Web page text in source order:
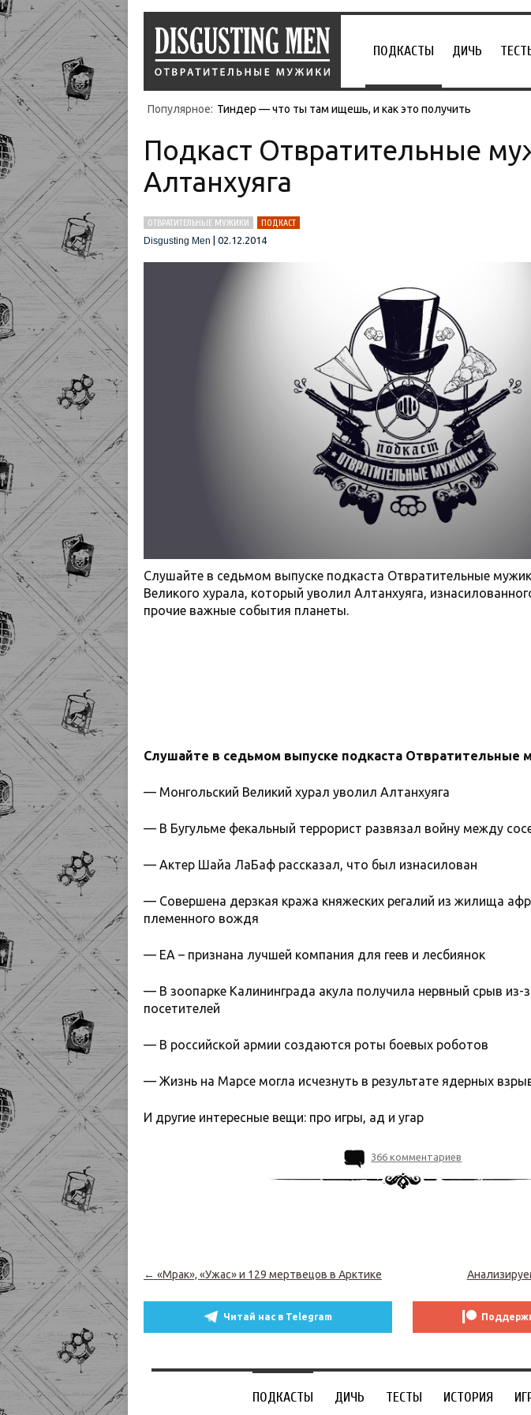
ПОДКАСТЫ ДИЧЬ
Популярное: Тиндер — что ты там ищешь, и как это получить
Подкаст Отвратительные
Алтанхуяга
ОТВРАТИТЕЛЬНЫЕ МУЖИКИ
ПОДКАСТ
Disgusting Men
02.12.2014
Слушайте в седьмом выпуске подкаста Отвратительные
Великого хурала, который уволил Алтанхуяга,
прочие важные события планеты.
Слушайте в седьмом выпуске подкаста Отвратительные
— Монгольский Великий хурал уволил Алтанхуяга
— В Бугульме фекальный террорист развязал войну между
— Актер Шайа ЛаБаф рассказал, что был изнасилован
— Совершена дерзкая кража княжеских регалий из жилища
племенного вождя
— EA – признана лучшей компания для геев и лесбиянок
— В зоопарке Калининграда акула получила нервный срыв из-
посетителей
— В российской армии создаются роты боевых роботов
— Жизнь на Марсе могла исчезнуть в результате ядерных
И другие интересные вещи: про игры, ад и угар
366 комментариев
Навигация по записям
← «Мрак», «Ужас» и 129 мертвецов в Арктике
Читай нас в Telegram
ПОДКАСТЫ ДИЧЬ ТЕСТЫ ИСТОРИЯ